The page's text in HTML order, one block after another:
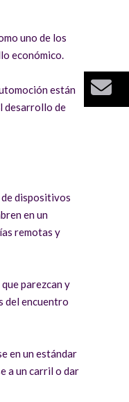
uno de los
económico.
están
desarrollo de
de dispositivos
en un
remotas y
parezcan y
del encuentro
en un estándar
a un carril o dar